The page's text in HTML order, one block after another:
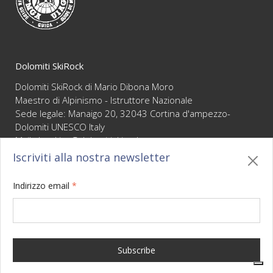
Dolomiti SkiRock
Dolomiti SkiRock di Mario Dibona Moro
Maestro di Alpinismo - Istruttore Nazionale
Sede legale: Manaigo 20, 32043 Cortina d'ampezzo-
Dolomiti UNESCO Italy
Mail :booking@dolomitiskirock.com
P.IVA 01066430255
Iscriviti alla nostra newsletter
Indirizzo email *
Notice at collection
Your Privacy Choices